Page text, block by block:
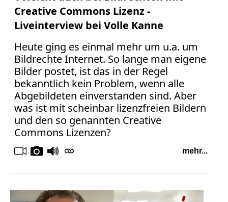
Creative Commons Lizenz -
Liveinterview bei Volle Kanne
Heute ging es einmal mehr um u.a. um
Bildrechte Internet. So lange man eigene
Bilder postet, ist das in der Regel
bekanntlich kein Problem, wenn alle
Abgebildeten einverstanden sind. Aber
was ist mit scheinbar lizenzfreien Bildern
und den so genannten Creative
Commons Lizenzen?
mehr...